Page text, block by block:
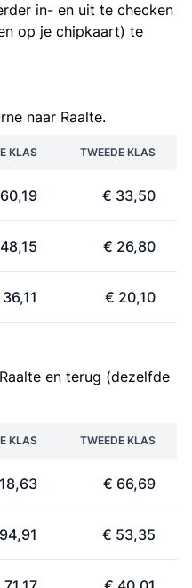
in- en uit te checken
op je chipkaart) te
naar Raalte.
KLAS TWEEDE KLAS
€ 33,50
€ 26,80
€ 20,10
en terug (dezelfde
KLAS TWEEDE KLAS
€ 66,69
€ 53,35